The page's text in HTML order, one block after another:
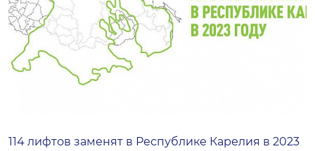
114 лифтов заменят в Республике Карелия в 2023